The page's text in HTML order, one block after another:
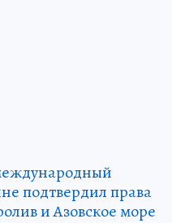
подтвердил права
и Азовское море